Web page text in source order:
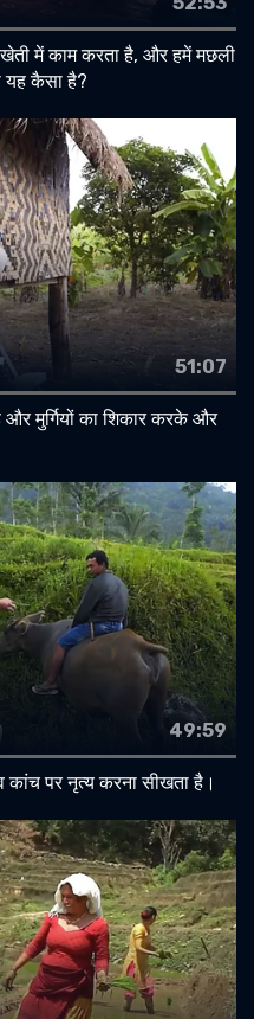
में काम करता है, और हमें मछली
यह कैसा है?
51:07
मुर्गियों का शिकार करके और
49:59
कांच पर नृत्य करना सीखता है।